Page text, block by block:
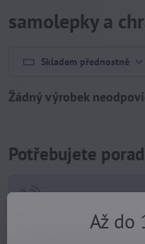
samolepky a
Skladem přednostně
Potřebujete
+420 725 729 111
Až do